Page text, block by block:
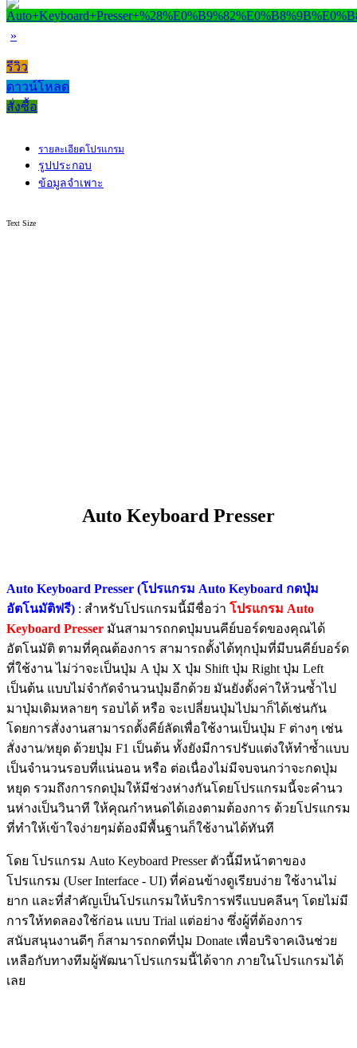
»
รีวิว
ดาวน์โหลด
สั่งซื้อ
รายละเอียดโปรแกรม
รูปประกอบ
ข้อมูลจำเพาะ
Text Size
​Auto Keyboard Presser
Auto Keyboard Presser (โปรแกรม Auto Keyboard กดปุ่ม
อัตโนมัติฟรี) : สำหรับโปรแกรมนี้มีชื่อว่า โปรแกรม Auto
Keyboard Presser มันสามารถกดปุ่มบนคีย์บอร์ดของคุณได้
อัตโนมัติ ตามที่คุณต้องการ สามารถตั้งได้ทุกปุ่มที่มีบนคีย์บอร์ด
ที่ใช้งาน ไม่ว่าจะเป็นปุ่ม A ปุ่ม X ปุ่ม Shift ปุ่ม Right ปุ่ม Left
เป็นต้น แบบไม่จำกัดจำนวนปุ่มอีกด้วย มันยังตั้งค่าให้วนซ้ำไป
มาปุ่มเดิมหลายๆ รอบได้ หรือ จะเปลี่ยนปุ่มไปมาก็ได้เช่นกัน
โดยการสั่งงานสามารถตั้งคีย์ลัดเพื่อใช้งานเป็นปุ่ม F ต่างๆ เช่น
สั่งงาน/หยุด ด้วยปุ่ม F1 เป็นต้น ทั้งยังมีการปรับแต่งให้ทำซ้ำแบบ
เป็นจำนวนรอบที่แน่นอน หรือ ต่อเนื่องไม่มีจบจนกว่าจะกดปุ่ม
หยุด รวมถึงการกดปุ่มให้มีช่วงห่างกันโดยโปรแกรมนี้จะคำนว
นห่างเป็นวินาที ให้คุณกำหนดได้เองตามต้องการ ด้วยโปรแกรม
ที่ทำให้เข้าใจง่ายๆม่ต้องมีพื้นฐานก็ใช้งานได้ทันที
โดย โปรแกรม Auto Keyboard Presser ตัวนี้มีหน้าตาของ
โปรแกรม (User Interface - UI) ที่ค่อนข้างดูเรียบง่าย ใช้งานไม่
ยาก และที่สำคัญเป็นโปรแกรมให้บริการฟรีแบบคลีนๆ โดยไม่มี
การให้ทดลองใช้ก่อน แบบ Trial แต่อย่าง ซึ่งผู้ที่ต้องการ
สนับสนุนงานดีๆ ก็สามารถกดที่ปุ่ม Donate เพื่อบริจาคเงินช่วย
เหลือกับทางทีมผู้พัฒนาโปรแกรมนี้ได้จาก ภายในโปรแกรมได้
เลย